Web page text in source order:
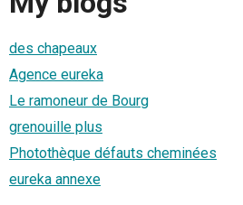
des chapeaux
Agence eureka
Le ramoneur de Bourg
grenouille plus
Photothèque défauts cheminées
eureka annexe